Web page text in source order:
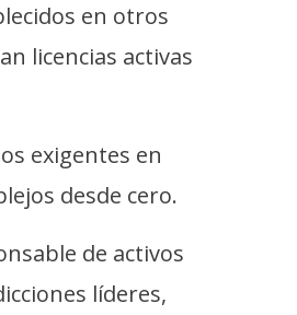
en otros
licencias activas
exigentes en
desde cero.
de activos
líderes,